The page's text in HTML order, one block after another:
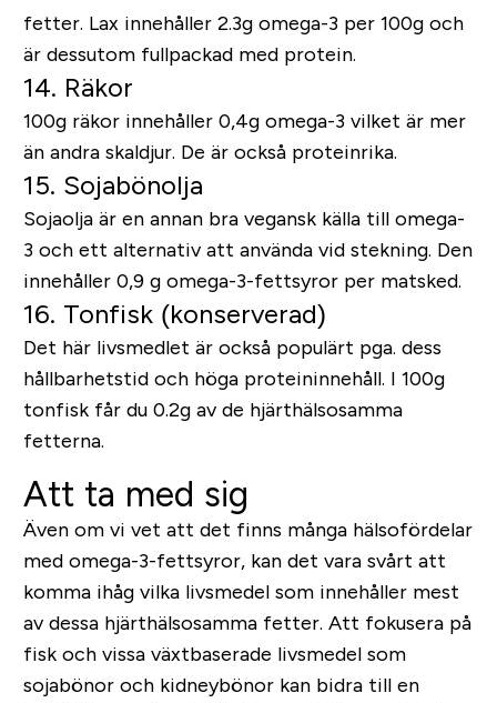
fetter. Lax innehåller 2.3g omega-3 per 100g och
är dessutom fullpackad med protein.
14. Räkor
100g räkor innehåller 0,4g omega-3 vilket är mer
än andra skaldjur. De är också proteinrika.
15. Sojabönolja
Sojaolja är en annan bra vegansk källa till omega-
3 och ett alternativ att använda vid stekning. Den
innehåller 0,9 g omega-3-fettsyror per matsked.
16. Tonfisk (konserverad)
Det här livsmedlet är också populärt pga. dess
hållbarhetstid och höga proteininnehåll. I 100g
tonfisk får du 0.2g av de hjärthälsosamma
fetterna.
Att ta med sig
Även om vi vet att det finns många hälsofördelar
med omega-3-fettsyror, kan det vara svårt att
komma ihåg vilka livsmedel som innehåller mest
av dessa hjärthälsosamma fetter. Att fokusera på
fisk och vissa växtbaserade livsmedel som
sojabönor och kidneybönor kan bidra till en